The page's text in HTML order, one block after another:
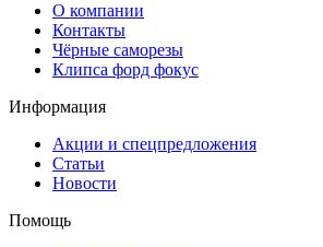
О компании
Контакты
Чёрные саморезы
Клипса форд фокус
Информация
Акции и спецпредложения
Статьи
Новости
Помощь